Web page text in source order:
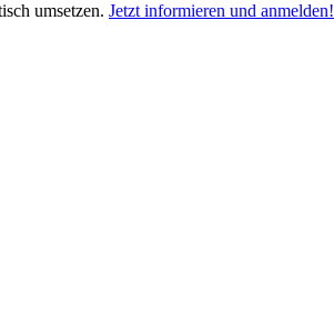
umsetzen. Jetzt informieren und anmelden!